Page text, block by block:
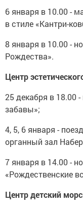
6 января в 10.00 -
в стиле «Кантри-
8 января в 10.00 -
Рождества».
Центр
25 декабря в 18.00
забавы»;
4, 5, 6 января -
органный зал
7 января в 14.00 -
«Рождественские
Центр детский